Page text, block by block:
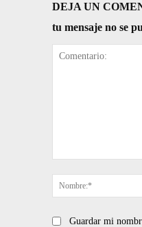
DEJA UN
tu mensaje no se
Guardar mi